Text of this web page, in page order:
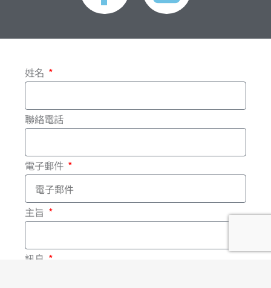
c
b
o
o
k
-
f
n
姓名
聯絡電話
電子郵件
主旨
訊息